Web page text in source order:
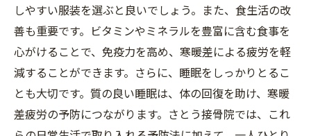
緊張緩和のための施術技術
接骨院での筋肉ストレッチ法
マッサージ療法による緊張解消
筋肉の緊張を未然に防ぐ方法
継続的なケアがもたらす効果
接骨院での寒暖差疲労施術がもたらす健康生活
しやすい服装を選ぶと良いでしょう。また、食生活の改
善も重要です。ビタミンやミネラルを豊富に含む食事を
心がけることで、免疫力を高め、寒暖差による疲労を軽
減することができます。さらに、睡眠をしっかりとるこ
とも大切です。質の良い睡眠は、体の回復を助け、寒暖
差疲労の予防につながります。さとう接骨院では、これ